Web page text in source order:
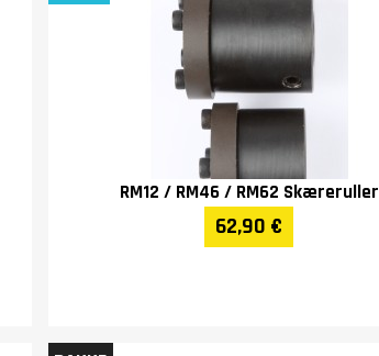
RM12 / RM46 / RM62 Skæreruller
62,90 €